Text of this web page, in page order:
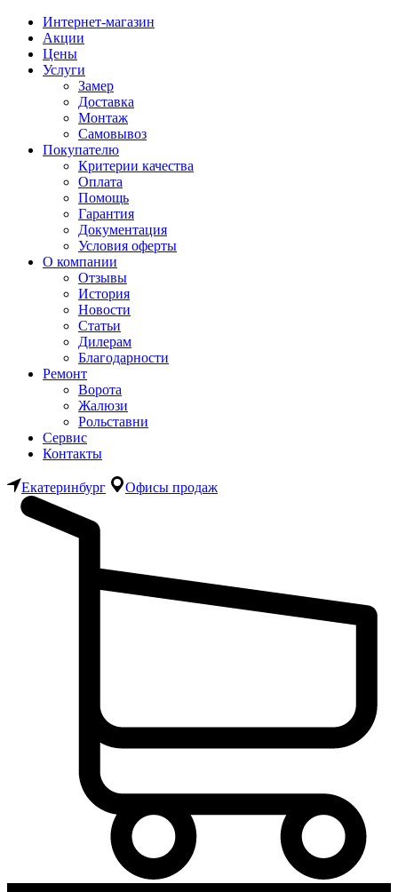
Интернет-магазин
Акции
Цены
Услуги
Замер
Доставка
Монтаж
Самовывоз
Покупателю
Критерии качества
Оплата
Помощь
Гарантия
Документация
Условия оферты
О компании
Отзывы
История
Новости
Статьи
Дилерам
Благодарности
Ремонт
Ворота
Жалюзи
Рольставни
Сервис
Контакты
Екатеринбург Офисы продаж